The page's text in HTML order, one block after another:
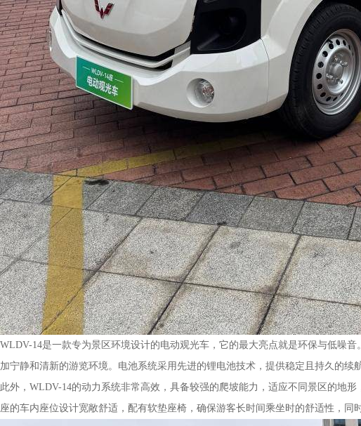
WLDV-14是一款专为景区环境设计的电动观光车，它的最大亮点就是环保与低噪
加宁静和清新的游览环境。电池系统采用先进的锂电池技术，提供稳定且持久的续
此外，WLDV-14的动力系统非常高效，具备较强的爬坡能力，适应不同景区的地
座的车内座位设计宽敞舒适，配有软垫座椅，确保游客长时间乘坐时的舒适性，